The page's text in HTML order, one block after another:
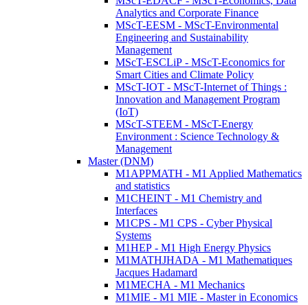
Analytics and Corporate Finance
MScT-EESM - MScT-Environmental
Engineering and Sustainability
Management
MScT-ESCLiP - MScT-Economics for
Smart Cities and Climate Policy
MScT-IOT - MScT-Internet of Things :
Innovation and Management Program
(IoT)
MScT-STEEM - MScT-Energy
Environment : Science Technology &
Management
Master (DNM)
M1APPMATH - M1 Applied Mathematics
and statistics
M1CHEINT - M1 Chemistry and
Interfaces
M1CPS - M1 CPS - Cyber Physical
Systems
M1HEP - M1 High Energy Physics
M1MATHJHADA - M1 Mathematiques
Jacques Hadamard
M1MECHA - M1 Mechanics
M1MIE - M1 MIE - Master in Economics